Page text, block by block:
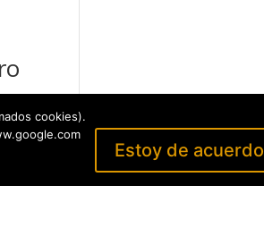
cookies).
Estoy de acuerdo